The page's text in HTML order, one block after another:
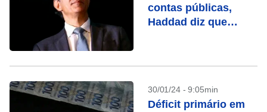
contas públicas,
Haddad diz que
anterior
30/01/24 - 9:05min
Déficit primário em